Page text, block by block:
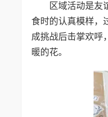
区域活动是友
食时的认真模样，
成挑战后击掌欢呼
暖的花。